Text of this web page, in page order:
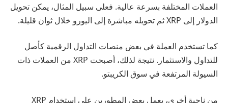
العملات المختلفة بسرعة عالية. فعلى سبيل المثال، يمكن تحويل
الدولار إلى XRP ثم تحويله مباشرة إلى اليورو خلال ثوان قليلة.
كما تستخدم العملة في بعض منصات التداول الرقمية كأصل
للتداول والاستثمار. نتيجة لذلك، أصبحت XRP من العملات ذات
السيولة المرتفعة في سوق الكريبتو.
من ناحية أخرى، يعمل بعض المطورين على استخدام XRP